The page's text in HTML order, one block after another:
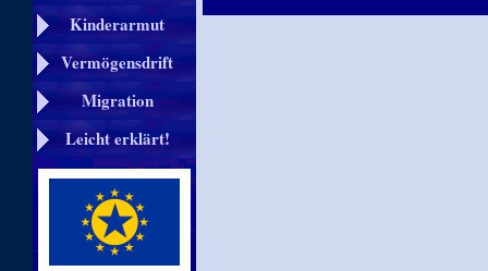
Kinderarmut
Vermögensdrift
Migration
Leicht erklärt!